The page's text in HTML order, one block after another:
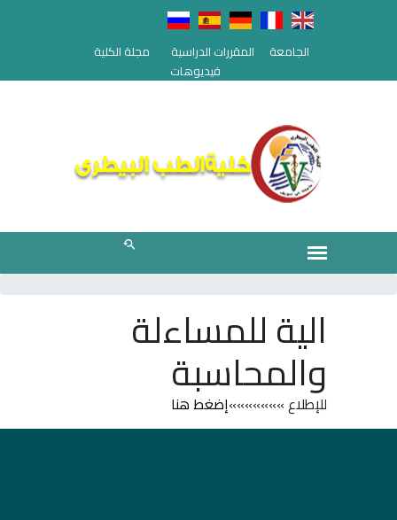
الجامعة المقررات الدراسية
مجلة الكلية
فيديوهات
الية للمساءلة
والمحاسبة
للإطلاع »»»»»»»إضغط هنا